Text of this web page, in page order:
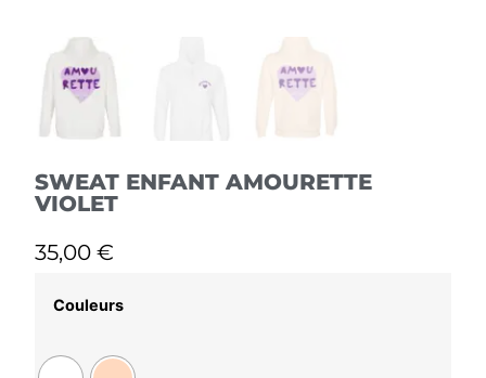
SWEAT ENFANT AMOURETTE
VIOLET
35,00 €
Couleurs